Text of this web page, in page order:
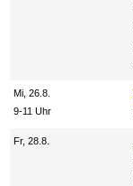
Mi, 26.8.
9-11 Uhr
Fr, 28.8.